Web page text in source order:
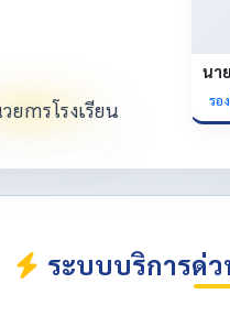
นา
รอ
ระบบบริการด่ว